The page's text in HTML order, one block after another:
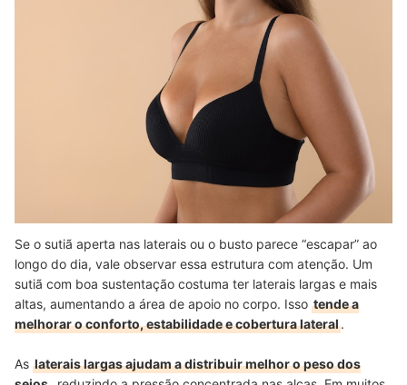
Se o sutiã aperta nas laterais ou o busto parece “escapar” ao
longo do dia, vale observar essa estrutura com atenção. Um
sutiã com boa sustentação costuma ter laterais largas e mais
altas, aumentando a área de apoio no corpo. Isso tende a
melhorar o conforto, estabilidade e cobertura lateral.
As laterais largas ajudam a distribuir melhor o peso dos